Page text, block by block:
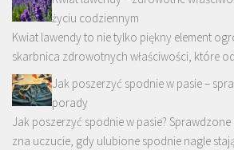
życiu codziennym
Kwiat lawendy to nie tylko piękny element
skarbnica zdrowotnych właściwości, które
Jak poszerzyć spodnie w pasie –
porady
Jak poszerzyć spodnie w pasie?
zna uczucie, gdy ulubione spodnie nagle